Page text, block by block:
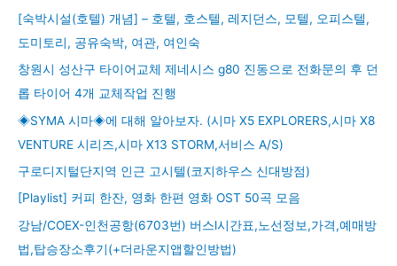
[숙박시설(호텔) 개념] – 호텔, 호스텔, 레지던스, 모텔, 오피스텔,
도미토리, 공유숙박, 여관, 여인숙
창원시 성산구 타이어교체 제네시스 g80 진동으로 전화문의 후 던
롭 타이어 4개 교체작업 진행
◈SYMA 시마◈에 대해 알아보자. (시마 X5 EXPLORERS,시마 X8
VENTURE 시리즈,시마 X13 STORM,서비스 A/S)
구로디지털단지역 인근 고시텔(코지하우스 신대방점)
[Playlist] 커피 한잔, 영화 한편 영화 OST 50곡 모음
강남/COEX-인천공항(6703번) 버스l시간표,노선정보,가격,예매방
법,탑승장소후기(+더라운지앱할인방법)